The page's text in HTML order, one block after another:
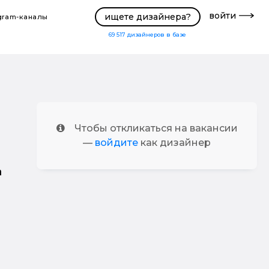
каналы ищете дизайнера?
69 517 дизайнеров в базе
войти
Чтобы откликаться на вакансии
— войдите как дизайнер